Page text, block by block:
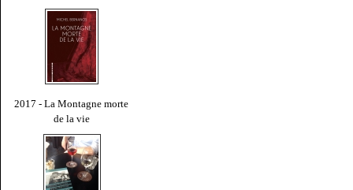
2017 - La Montagne morte
de la vie